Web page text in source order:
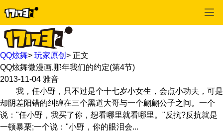
QQ炫舞> 玩家原创 > 正文
QQ炫舞微漫画,那年我们的约定(第4节)
2013-11-04 雅音
我，任小野，只不过是个十七岁小女生，会点小功夫，可是
却阴差阳错的纠缠在三个黑道大哥与一个翩翩公子之间。一个
说："任小野，我买了你，想看哪里就看哪里。"反抗?反抗就是
一顿暴栗;一个说："小野，你的眼泪会...